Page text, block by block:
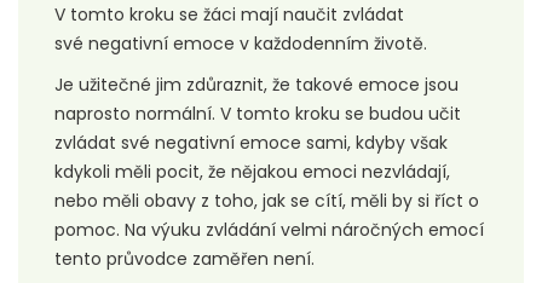
V tomto kroku se žáci mají naučit zvládat
své negativní emoce v každodenním životě.
Je užitečné jim zdůraznit, že takové emoce jsou
naprosto normální. V tomto kroku se budou učit
zvládat své negativní emoce sami, kdyby však
kdykoli měli pocit, že nějakou emoci nezvládají,
nebo měli obavy z toho, jak se cítí, měli by si říct o
pomoc. Na výuku zvládání velmi náročných emocí
tento průvodce zaměřen není.